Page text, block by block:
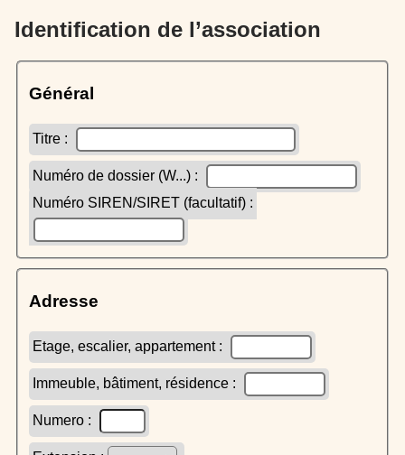
Identification de l’association
Général
Titre :
Numéro de dossier (W...) :
Numéro SIREN/SIRET (facultatif) :
Adresse
Etage, escalier, appartement :
Immeuble, bâtiment, résidence :
Numero :